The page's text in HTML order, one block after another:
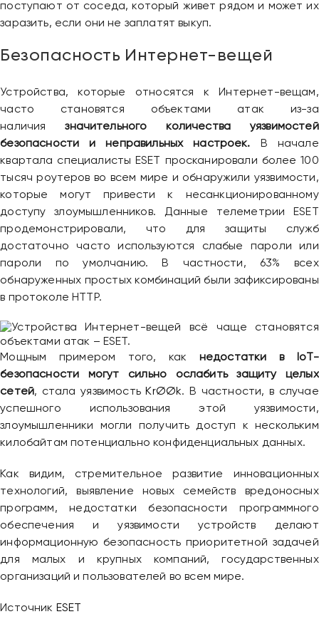
поступают от соседа, который живет рядом и может их
заразить, если они не заплатят выкуп.
Безопасность Интернет-вещей
Устройства, которые относятся к Интернет-вещам,
часто становятся объектами атак из-за
наличия значительного количества уязвимостей
безопасности и неправильных настроек. В начале
квартала специалисты ESET просканировали более 100
тысяч роутеров во всем мире и обнаружили уязвимости,
которые могут привести к несанкционированному
доступу злоумышленников. Данные телеметрии ESET
продемонстрировали, что для защиты служб
достаточно часто используются слабые пароли или
пароли по умолчанию. В частности, 63% всех
обнаруженных простых комбинаций были зафиксированы
в протоколе HTTP.
Мощным примером того, как недостатки в IoT-
безопасности могут сильно ослабить защиту целых
сетей, стала уязвимость KrØØk. В частности, в случае
успешного использования этой уязвимости,
злоумышленники могли получить доступ к нескольким
килобайтам потенциально конфиденциальных данных.
Как видим, стремительное развитие инновационных
технологий, выявление новых семейств вредоносных
программ, недостатки безопасности программного
обеспечения и уязвимости устройств делают
информационную безопасность приоритетной задачей
для малых и крупных компаний, государственных
организаций и пользователей во всем мире.
Источник ESET